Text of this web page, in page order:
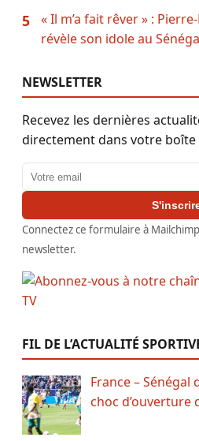
5
« Il m’a fait rêver » :
révèle son idole au
NEWSLETTER
Recevez les dernières
directement dans votre boîte
Adresse email
Connectez ce formulaire à
newsletter.
FIL DE L’ACTUALITÉ
France – Sénégal
choc d’ouverture